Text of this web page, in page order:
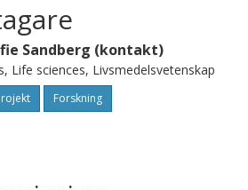
av molar ratio
till växtbaserade
av järn och zink
Sandberg (kontakt)
Life sciences, Livsmedelsvetenskap
Forskning